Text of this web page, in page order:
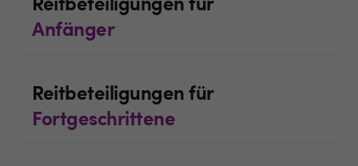
Anfänger
Reitbeteiligungen für
Fortgeschrittene